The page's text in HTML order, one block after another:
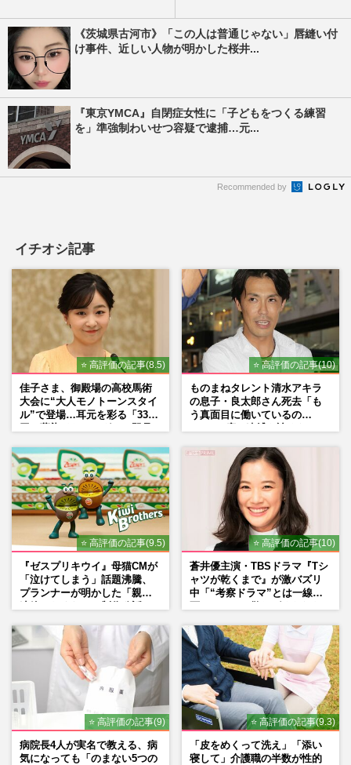
《茨城県古河市》「この人は普通じゃない」唇縫い付
け事件、近しい人物が明かした桜井...
『東京YMCA』自閉症女性に「子どもをつくる練習
を」準強制わいせつ容疑で逮捕…元...
Recommended by
イチオシ記事
⭐ 高評価の記事(8.5)
佳子さま、御殿場の高校馬術
大会に“大人モノトーンスタイ
ル”で登場…耳元を彩る「3300
⭐ 高評価の記事(10)
ものまねタレント清水アキラ
の息子・良太郎さん死去「も
う真面目に働いているの
⭐ 高評価の記事(9.5)
『ゼスプリキウイ』母猫CMが
「泣けてしまう」話題沸騰、
プランナーが明かした「親に
⭐ 高評価の記事(10)
蒼井優主演・TBSドラマ『Tシ
ャツが乾くまで』が激バズリ
中「“考察ドラマ”とは一線を
⭐ 高評価の記事(9)
病院長4人が実名で教える、病
気になっても「のまない5つの
⭐ 高評価の記事(9.3)
「皮をめくって洗え」「添い
寝して」介護職の半数が性的